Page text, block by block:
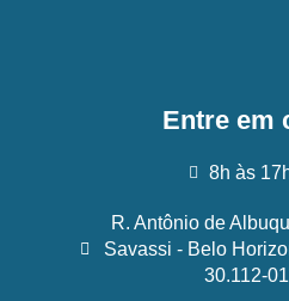
Entre em
8h às
R. Antônio de
Savassi - Belo
30.112-